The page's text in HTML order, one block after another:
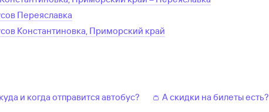
Переяславка
Константиновка, Приморский край
и когда отправится автобус?
👛 А скидки на билеты есть?